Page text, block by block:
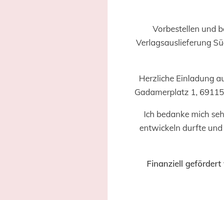
Vorbestellen und
Verlagsauslieferung
Herzliche Einladung
Gadamerplatz 1,
Ich bedanke mich
entwickeln durfte und
Finanziell gefördert